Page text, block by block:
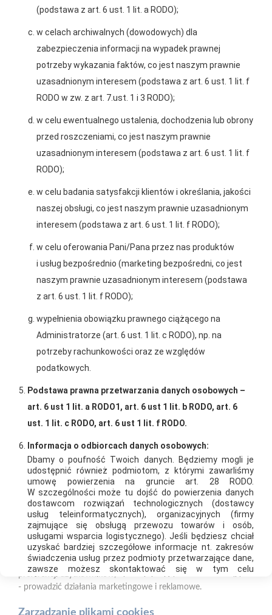
2025-12-31
Otwarcie sklepu PSB
Mrówka w Wyrzysku
Gwarancja jakości
naszych produktów
Zakupy w systemie
ratalnym
Oferujemy zakupy
PSB Mrówka Busko Zdrój
ul. Bohaterów Warszawy 115, 28-100 Busko-Zdrój
Telefon: +48 41 370 89 40
E-mail:agnieszka.stepien@psbmrowka.com.pl
NIP:6551974439
REGON:
(podstawa z art. 6 ust. 1 lit. a RODO);
w celach archiwalnych (dowodowych) dla
zabezpieczenia informacji na wypadek prawnej
potrzeby wykazania faktów, co jest naszym prawnie
uzasadnionym interesem (podstawa z art. 6 ust. 1 lit. f
RODO w zw. z art. 7.ust. 1 i 3 RODO);
w celu ewentualnego ustalenia, dochodzenia lub obrony
przed roszczeniami, co jest naszym prawnie
uzasadnionym interesem (podstawa z art. 6 ust. 1 lit. f
RODO);
w celu badania satysfakcji klientów i określania, jakości
naszej obsługi, co jest naszym prawnie uzasadnionym
interesem (podstawa z art. 6 ust. 1 lit. f RODO);
w celu oferowania Pani/Pana przez nas produktów
i usług bezpośrednio (marketing bezpośredni, co jest
naszym prawnie uzasadnionym interesem (podstawa
z art. 6 ust. 1 lit. f RODO);
wypełnienia obowiązku prawnego ciążącego na
Administratorze (art. 6 ust. 1 lit. c RODO), np. na
potrzeby rachunkowości oraz ze względów
podatkowych.
Podstawa prawna przetwarzania danych osobowych –
art. 6 ust 1 lit. a RODO1, art. 6 ust 1 lit. b RODO, art. 6
ust. 1 lit. c RODO, art. 6 ust 1 lit. f RODO.
Informacja o odbiorcach danych osobowych:
Dbamy o poufność Twoich danych. Będziemy mogli je
udostępnić również podmiotom, z którymi zawarliśmy
umowę powierzenia na gruncie art. 28 RODO.
W szczególności może tu dojść do powierzenia danych
dostawcom rozwiązań technologicznych (dostawcy
usług teleinformatycznych), organizacyjnych (firmy
zajmujące się obsługą przewozu towarów i osób,
usługami wsparcia logistycznego). Jeśli będziesz chciał
uzyskać bardziej szczegółowe informacje nt. zakresów
świadczenia usług przez podmioty przetwarzające dane,
zawsze możesz skontaktować się w tym celu
z Inspektorem ochrony danych bądź innym pracownikiem
Administratora. Będziemy także mogli udostępnić Twoje
z nami w celu zapewniania ciągłości działań zwłaszcza
Polityka plików cookies
Nasz serwis internetowy wykorzystuje pliki cookies w celu
użytkowania oraz analizy ruchu na stronie.
Czym są pliki cookies?
Cookies to niewielkie pliki tekstowe zapisywane na urządzeniu
użytkownika (komputerze, tablecie, smartfonie) podczas
korzystania z naszej strony internetowej. Pliki te mogą być
odczytywane przez nasz system oraz systemy zaufanych
partnerów, np. dostawców narzędzi analitycznych.
Do czego wykorzystujemy pliki cookies?
Pliki cookies pomagają nam:
- zapewnić prawidłowe działanie strony i jej funkcjonalności,
- analizować ruch na stronie i dostosowywać treści do
preferencji użytkowników,
- prowadzić działania marketingowe i reklamowe.
Zarządzanie plikami cookies